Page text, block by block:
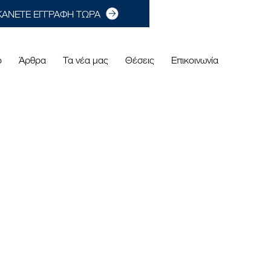
Άρθρα Τα νέα μας Θέσεις Επικοινωνία
ΕΓΓΡΑΦΗ ΤΩΡΑ